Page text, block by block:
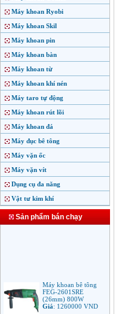
Máy khoan Ryobi
Máy khoan Skil
Máy khoan pin
Máy khoan bàn
Máy khoan từ
Máy khoan khí nén
Máy taro tự động
Máy khoan rút lõi
Máy khoan đá
Máy đục bê tông
Máy vặn ốc
Máy vặn vít
Dụng cụ đa năng
Vật tư kim khí
Sản phẩm bán chạy
FEG-2601SRE
(26mm) 800W
Giá:1260000VND